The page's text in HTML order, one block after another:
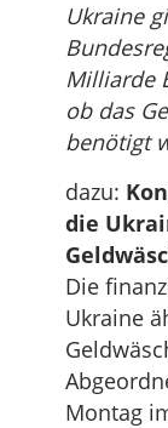
Ukraine
Milliarde
ob das
benötigt
dazu:
die
Die
Ukraine
Montag